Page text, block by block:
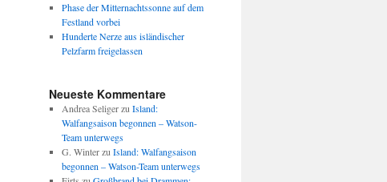
Phase der Mitternachtssonne auf dem
Festland vorbei
Hunderte Nerze aus isländischer
Pelzfarm freigelassen
Neueste Kommentare
Andrea Seligerzu Island:
Walfangsaison begonnen – Watson-
Team unterwegs
G. Winterzu Island: Walfangsaison
begonnen – Watson-Team unterwegs